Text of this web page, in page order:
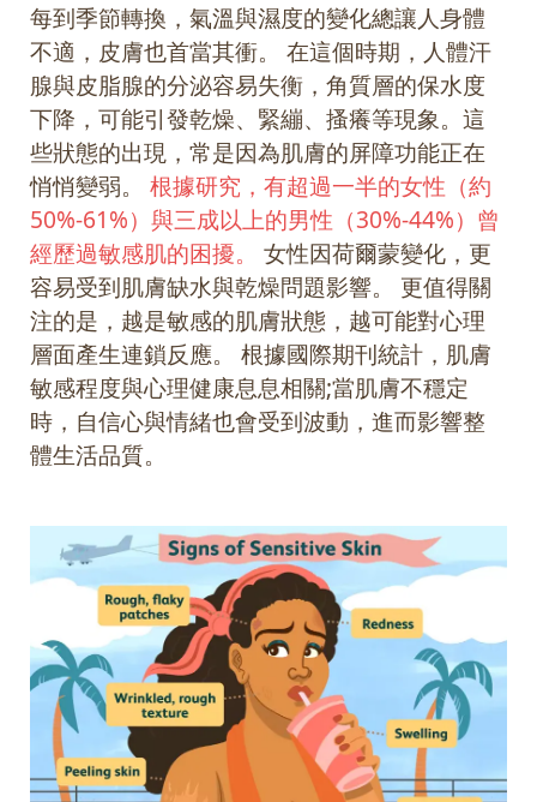
每到季節轉換，氣溫與濕度的變化總讓人身體
不適，皮膚也首當其衝。 在這個時期，人體汗
腺與皮脂腺的分泌容易失衡，角質層的保水度
下降，可能引發乾燥、緊繃、搔癢等現象。這
些狀態的出現，常是因為肌膚的屏障功能正在
悄悄變弱。 根據研究，有超過一半的女性（約
50%-61%）與三成以上的男性（30%-44%）曾
經歷過敏感肌的困擾。
女性因荷爾蒙變化，更
容易受到肌膚缺水與乾燥問題影響。 更值得關
注的是，越是敏感的肌膚狀態，越可能對心理
層面產生連鎖反應。 根據國際期刊統計，肌膚
敏感程度與心理健康息息相關;當肌膚不穩定
時，自信心與情緒也會受到波動，進而影響整
體生活品質。